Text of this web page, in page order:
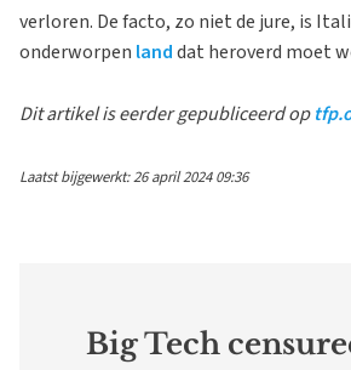
verloren. De facto, zo niet de jure, is
onderworpen landdat heroverd moet
Dit artikel is eerder gepubliceerd op
Laatst bijgewerkt: 26 april 2024 09:36
Big Tech